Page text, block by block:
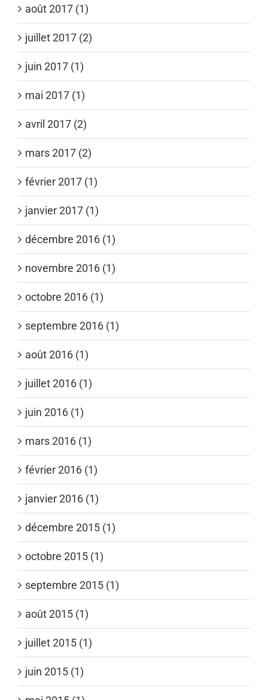
août 2017 (1)
juillet 2017 (2)
juin 2017 (1)
mai 2017 (1)
avril 2017 (2)
mars 2017 (2)
février 2017 (1)
janvier 2017 (1)
décembre 2016 (1)
novembre 2016 (1)
octobre 2016 (1)
septembre 2016 (1)
août 2016 (1)
juillet 2016 (1)
juin 2016 (1)
mars 2016 (1)
février 2016 (1)
janvier 2016 (1)
décembre 2015 (1)
octobre 2015 (1)
septembre 2015 (1)
août 2015 (1)
juillet 2015 (1)
juin 2015 (1)